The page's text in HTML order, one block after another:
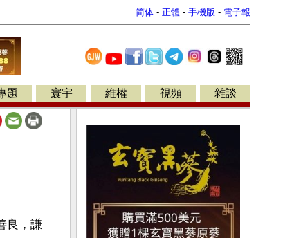
简体 - 正體 - 手機版 - 電子報
題 寰宇 維權 視頻 雜談
良，謙